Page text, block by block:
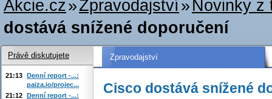
Akcie.cz»Zpravodajství» Novinky z
dostává snížené doporučení
Zpravodajství
Cisco dostává snížené
Právě diskutujete
21:13 Denní report -...:
paiza.io/projec...
21:12 Denní report -...: